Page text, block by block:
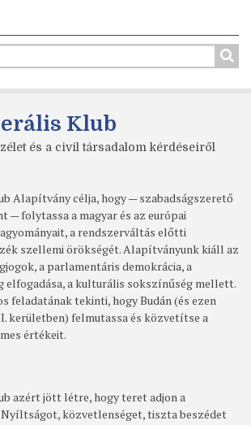
Klub
és a civil társadalom kérdéseiről
Alapítvány célja, hogy — szabadságszerető
— folytassa a magyar és az európai
a rendszerváltás előtti
szellemi örökségét. Alapítványunk kiáll az
a parlamentáris demokrácia, a
elfogadása, a kulturális sokszínűség mellett.
feladatának tekinti, hogy Budán (és ezen
kerületben) felmutassa és közvetítse a
értékeit.
azért jött létre, hogy teret adjon a
közvetlenséget, tiszta beszédet